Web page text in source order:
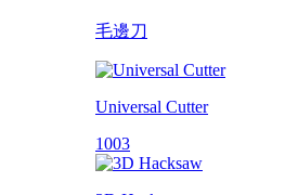
毛邊刀
Universal Cutter
1003